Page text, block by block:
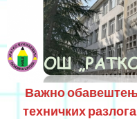
Важно
техничких